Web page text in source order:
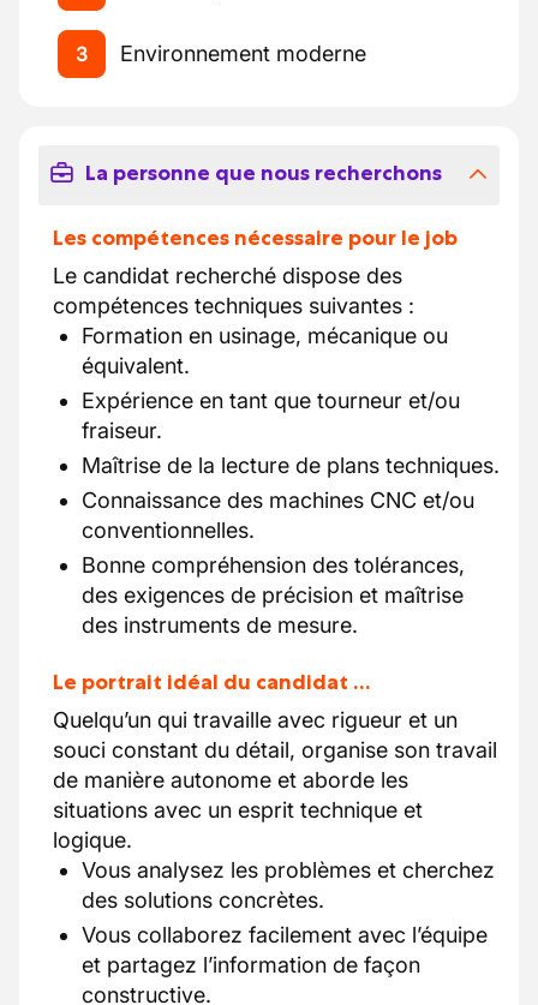
3 Environnement moderne
La personne que nous recherchons
Les compétences nécessaire pour le job
Le candidat recherché dispose des
compétences techniques suivantes :
Formation en usinage, mécanique ou
équivalent.
Expérience en tant que tourneur et/ou
fraiseur.
Maîtrise de la lecture de plans techniques.
Connaissance des machines CNC et/ou
conventionnelles.
Bonne compréhension des tolérances,
des exigences de précision et maîtrise
des instruments de mesure.
Le portrait idéal du candidat …
Quelqu’un qui travaille avec rigueur et un
souci constant du détail, organise son travail
de manière autonome et aborde les
situations avec un esprit technique et
logique.
Vous analysez les problèmes et cherchez
des solutions concrètes.
Vous collaborez facilement avec l’équipe
et partagez l’information de façon
constructive.